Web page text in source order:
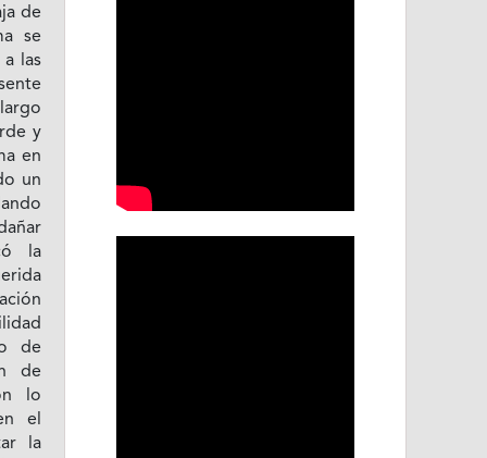
de
se
las
y
en
un
la
de
de
lo
el
la